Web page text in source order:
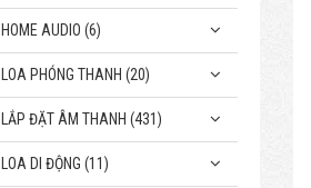
HOME AUDIO (6)
LOA PHÓNG THANH (20)
LẮP ĐẶT ÂM THANH (431)
LOA DI ĐỘNG (11)